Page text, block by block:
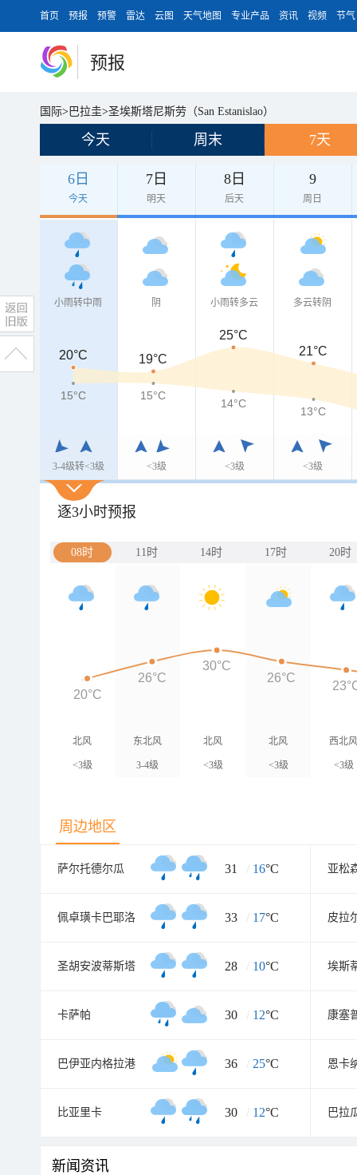
首页 预报 预警 雷达 云图 天气地图 专业产品 资讯 视频 节气
预报
国际> 巴拉圭>圣埃斯塔尼斯劳（San Estanislao）
今天 周末 7天
6日
今天
7日
明天
8日
后天
9
周日
小雨转中雨
3-4级转<3级
阴
<3级
小雨转多云
<3级
多云转阴
<3级
20°C
20°C 19°C
25°C
21°C
15°C
15°C 15°C
14°C
13°C
逐3小时预报
08时 11时 14时 17时 20时
北风
<3级
东北风
3-4级
北风
<3级
北风
<3级
西北
<3级
20°C
26°C
30°C
26°C
周边地区
萨尔托德尔瓜 31 / 16°C 亚松
佩卓璜卡巴耶洛 33 / 17°C 皮拉
圣胡安波蒂斯塔 28 / 10°C
卡萨帕 30 / 12°C 康塞
巴伊亚内格拉港 36 / 25°C 恩卡
比亚里卡 30 / 12°C 巴拉
新闻资讯